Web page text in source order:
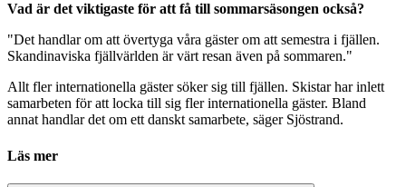
Vad är det viktigaste för att få till sommarsäsongen också?
"Det handlar om att övertyga våra gäster om att semestra i fjällen.
Skandinaviska fjällvärlden är värt resan även på sommaren."
Allt fler internationella gäster söker sig till fjällen. Skistar har inlett
samarbeten för att locka till sig fler internationella gäster. Bland
annat handlar det om ett danskt samarbete, säger Sjöstrand.
Läs mer